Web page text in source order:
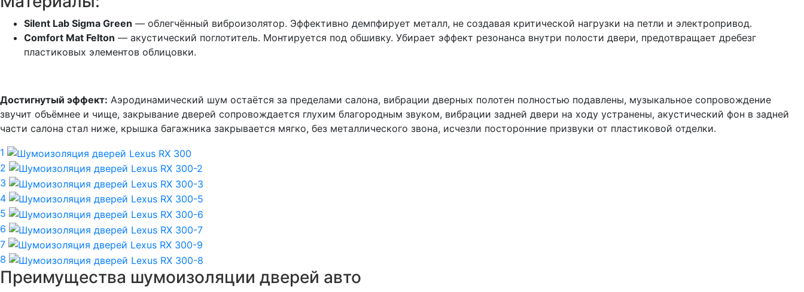
Silent Lab Sigma Green — облегчённый виброизолятор. Эффективно демпфирует металл, не создавая критической нагрузки на петли и электропривод.
Comfort Mat Felton — акустический поглотитель. Монтируется под обшивку. Убирает эффект резонанса внутри полости двери, предотвращает дребезг
пластиковых элементов облицовки.
Достигнутый эффект: Аэродинамический шум остаётся за пределами салона, вибрации дверных полотен полностью подавлены, музыкальное сопровождение
звучит объёмнее и чище, закрывание дверей сопровождается глухим благородным звуком, вибрации задней двери на ходу устранены, акустический фон в задней
части салона стал ниже, крышка багажника закрывается мягко, без металлического звона, исчезли посторонние призвуки от пластиковой отделки.
1
2
3
4
5
6
7
8
Преимущества шумоизоляции дверей авто